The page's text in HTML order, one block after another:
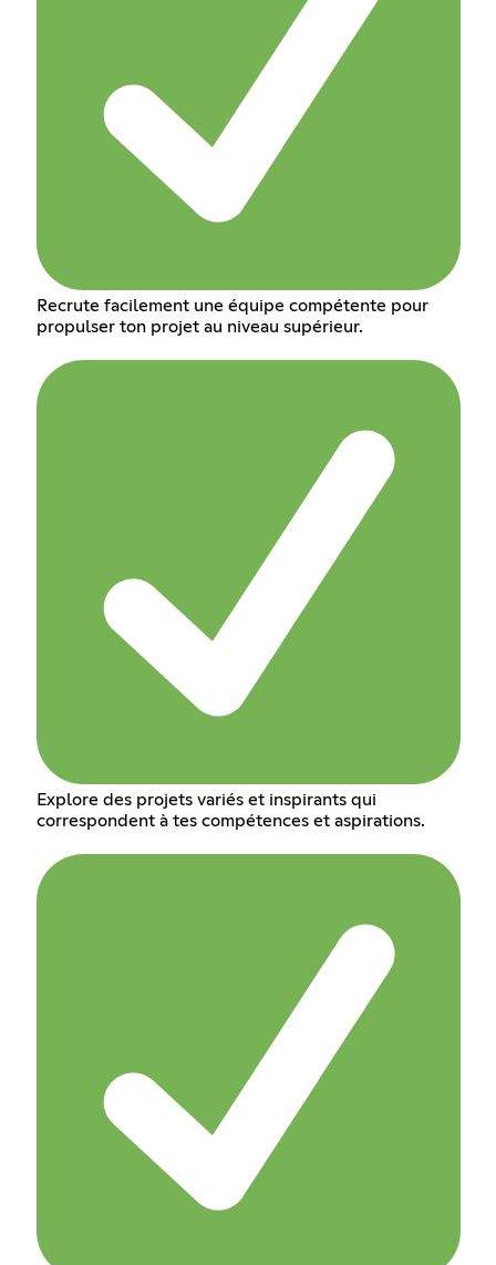
Recrute facilement une équipe compétente pour
propulser ton projet au niveau supérieur.
Explore des projets variés et inspirants qui
correspondent à tes compétences et aspirations.